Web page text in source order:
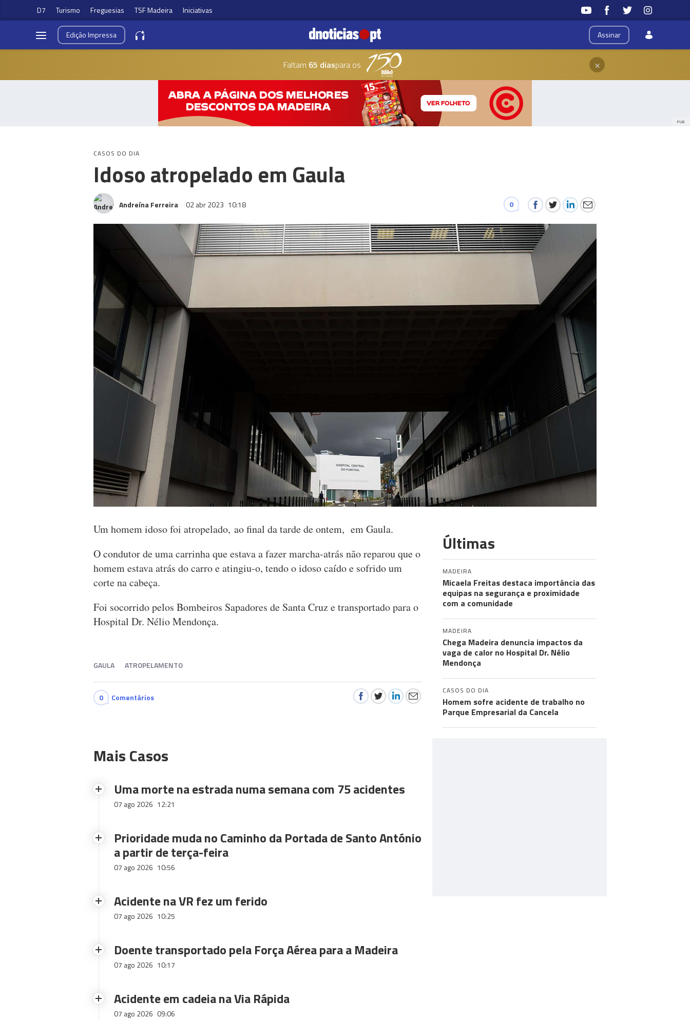
D7 Turismo Freguesias TSF Madeira Iniciativas
Assinar
EdiçãoImpressa
Faltam 65 diaspara os ×
PUB
CASOS DO DIA
Idoso atropelado em Gaula
Andreína Ferreira 02 abr 2023 10:18 0
Um homem idoso foi atropelado, ao final da tarde de ontem, em Gaula.
O condutor de uma carrinha que estava a fazer marcha-atrás não reparou que o
homem estava atrás do carro e atingiu-o, tendo o idoso caído e sofrido um
corte na cabeça.
Foi socorrido pelos Bombeiros Sapadores de Santa Cruz e transportado para o
Hospital Dr. Nélio Mendonça.
GAULA ATROPELAMENTO
0 Comentários
Mais Casos
Uma morte na estrada numa semana com 75 acidentes
07 ago 2026 12:21
Prioridade muda no Caminho da Portada de Santo António
a partir de terça-feira
07 ago 2026 10:56
Acidente na VR fez um ferido
07 ago 2026 10:25
Doente transportado pela Força Aérea para a Madeira
07 ago 2026 10:17
Acidente em cadeia na Via Rápida
07 ago 2026 09:06
Últimas
MADEIRA
Micaela Freitas destaca importância das
equipas na segurança e proximidade
com a comunidade
MADEIRA
Chega Madeira denuncia impactos da
vaga de calor no Hospital Dr. Nélio
Mendonça
CASOS DO DIA
Homem sofre acidente de trabalho no
Parque Empresarial da Cancela